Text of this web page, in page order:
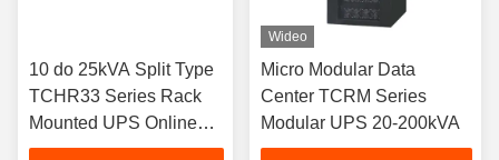
10 do 25kVA Split Type
TCHR33 Series Rack
Mounted UPS Online
Dwukrotna konwersja
Wideo
Micro Modular Data
Center TCRM Series
Modular UPS 20-200kVA